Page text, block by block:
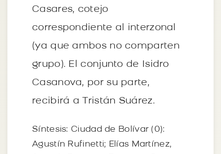
Casares, cotejo
correspondiente al interzonal
(ya que ambos no comparten
grupo). El conjunto de Isidro
Casanova, por su parte,
recibirá a Tristán Suárez.
Síntesis: Ciudad de Bolívar (0):
Agustín Rufinetti; Elías Martínez,